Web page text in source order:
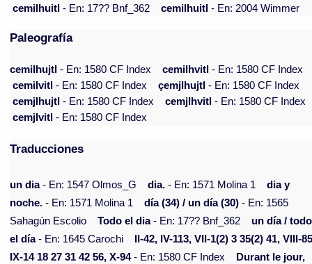
cemilhuitl- En: 17?? Bnf_362 cemilhuitl- En: 2004 Wimmer
Paleografía
cemilhujtl - En: 1580 CF Index cemilhvitl - En: 1580 CF Index
cemilvitl - En: 1580 CF Index çemjlhujtl - En: 1580 CF Index
cemjlhujtl - En: 1580 CF Index cemjlhvitl - En: 1580 CF Index
cemjlvitl - En: 1580 CF Index
Traducciones
un dia- En: 1547 Olmos_G dia. - En: 1571 Molina 1
dia y
noche. - En: 1571 Molina 1 día (34) / un día (30) - En: 1565
Sahagún Escolio
Todo el dia- En: 17?? Bnf_362
un día / todo
el día- En: 1645 Carochi
II-42, IV-113, VII-1(2) 3 35(2) 41, VIII-
IX-14 18 27 31 42 56, X-94- En: 1580 CF Index
Durant le jour,